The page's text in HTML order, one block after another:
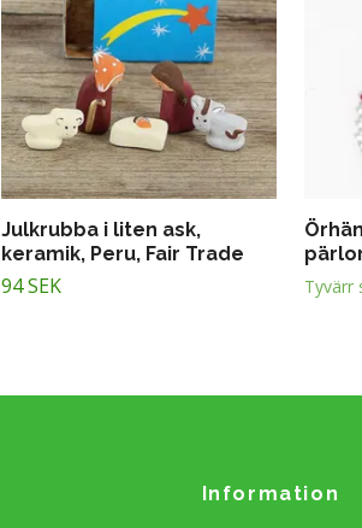
Julkrubba i liten ask,
keramik, Peru, Fair Trade
94 SEK
Tyvärr
Information